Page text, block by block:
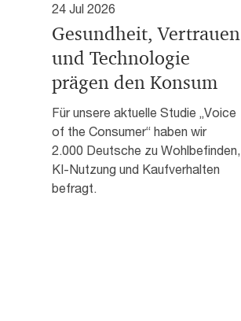
24 Jul 2026
Gesundheit, Vertrauen
und Technologie
prägen den Konsum
Für unsere aktuelle Studie „Voice
of the Consumer“ haben wir
2.000 Deutsche zu Wohlbefinden,
KI-Nutzung und Kaufverhalten
befragt.